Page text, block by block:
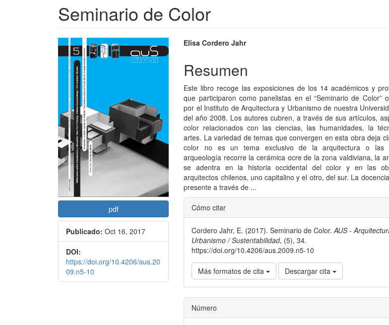
Seminario de Color
Barra
lateral
del
artículo
pdf
Publicado: Oct 16, 2017
DOI:
https://doi.org/10.4206/aus.20
09.n5-10
Contenido
principal
del
artículo
Elisa Cordero Jahr
Resumen
Este libro recoge las exposiciones de los 14 académicos y
que participaron como panelistas en el “Seminario de Color”
por el Instituto de Arquitectura y Urbanismo de nuestra
del año 2008. Los autores cubren, a través de sus artículos,
color relacionados con las ciencias, las humanidades, la
artes. La variedad de temas que convergen en esta obra deja
color no es un tema exclusivo de la arquitectura o las
arqueología recorre la cerámica ocre de la zona valdiviana, la
se adentra en la historia occidental del color y en las
arquitectos chilenos, uno capitalino y el otro, del sur. La
presente a través de ...
Detalles
del
artículo
Cómo citar
Cordero Jahr, E. (2017). Seminario de Color.AUS -
Urbanismo / Sustentabilidad, (5), 34.
https://doi.org/10.4206/aus.2009.n5-10
Más formatos de cita Descargar cita
Número